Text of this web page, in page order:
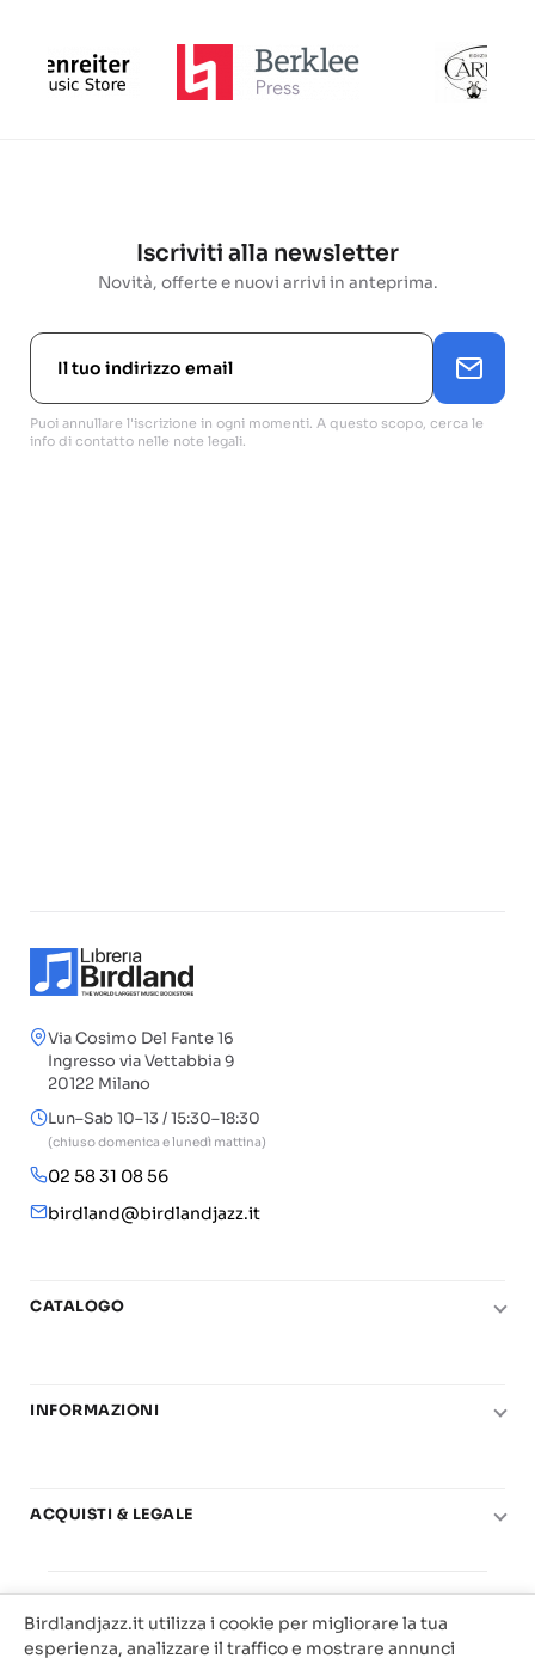
Iscriviti alla newsletter
Novità, offerte e nuovi arrivi in anteprima.
Puoi annullare l'iscrizione in ogni momenti. A questo scopo, cerca le
info di contatto nelle note legali.
Via Cosimo Del Fante 16
Ingresso via Vettabbia 9
20122 Milano
Lun–Sab 10–13 / 15:30–18:30
(chiuso domenica e lunedì mattina)
02 58 31 08 56
birdland@birdlandjazz.it
CATALOGO
Chitarra
Basi play-along
Offerte
INFORMAZIONI
Carta del Docente
ACQUISTI & LEGALE
Privacy & Cookie
Birdland Milano. P.Iva 12093700156
Web Agency Milano
Birdlandjazz.it utilizza i cookie per migliorare la tua
esperienza, analizzare il traffico e mostrare annunci